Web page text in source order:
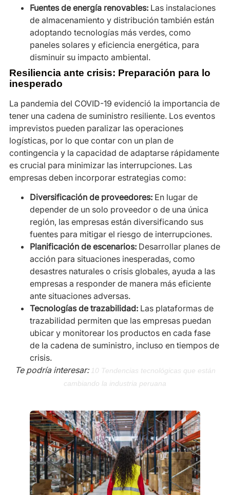
Fuentes de energía renovables: Las instalaciones
de almacenamiento y distribución también están
adoptando tecnologías más verdes, como
paneles solares y eficiencia energética, para
disminuir su impacto ambiental.
Resiliencia ante crisis: Preparación para lo
inesperado
La pandemia del COVID-19 evidenció la importancia de
tener una cadena de suministro resiliente. Los eventos
imprevistos pueden paralizar las operaciones
logísticas, por lo que contar con un plan de
contingencia y la capacidad de adaptarse rápidamente
es crucial para minimizar las interrupciones. Las
empresas deben incorporar estrategias como:
Diversificación de proveedores: En lugar de
depender de un solo proveedor o de una única
región, las empresas están diversificando sus
fuentes para mitigar el riesgo de interrupciones.
Planificación de escenarios: Desarrollar planes de
acción para situaciones inesperadas, como
desastres naturales o crisis globales, ayuda a las
empresas a responder de manera más eficiente
ante situaciones adversas.
Tecnologías de trazabilidad: Las plataformas de
trazabilidad permiten que las empresas puedan
ubicar y monitorear los productos en cada fase
de la cadena de suministro, incluso en tiempos de
crisis.
Te podría interesar: 10 Tendencias tecnológicas que están
cambiando la industria peruana